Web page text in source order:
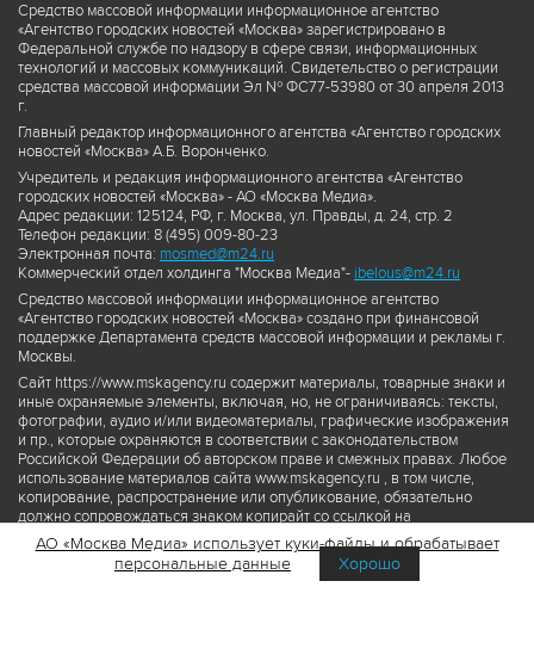
Средство массовой информации информационное агентство
«Агентство городских новостей «Москва» зарегистрировано в
Федеральной службе по надзору в сфере связи, информационных
технологий и массовых коммуникаций. Свидетельство о регистрации
средства массовой информации Эл № ФС77-53980 от 30 апреля 2013
г.
Главный редактор информационного агентства «Агентство городских
новостей «Москва» А.Б. Воронченко.
Учредитель и редакция информационного агентства «Агентство
городских новостей «Москва» - АО «Москва Медиа».
Адрес редакции: 125124, РФ, г. Москва, ул. Правды, д. 24, стр. 2
Телефон редакции: 8 (495) 009-80-23
Электронная почта: mosmed@m24.ru
Коммерческий отдел холдинга "Москва Медиа"- ibelous@m24.ru
Средство массовой информации информационное агентство
«Агентство городских новостей «Москва» создано при финансовой
поддержке Департамента средств массовой информации и рекламы г.
Москвы.
Сайт https://www.mskagency.ru содержит материалы, товарные знаки и
иные охраняемые элементы, включая, но, не ограничиваясь: тексты,
фотографии, аудио и/или видеоматериалы, графические изображения
и пр., которые охраняются в соответствии с законодательством
Российской Федерации об авторском праве и смежных правах. Любое
использование материалов сайта www.mskagency.ru , в том числе,
копирование, распространение или опубликование, обязательно
должно сопровождаться знаком копирайт со ссылкой на
правообладателя © АО «Москва Медиа», а также гиперссылкой на сайт
www.mskagency.ru как на первоисточник информации. Переработка
материалов сайта www.mskagency.ru не допускается.
АО «Москва Медиа» использует куки-файлы и обрабатывает
персональные данные
Хорошо